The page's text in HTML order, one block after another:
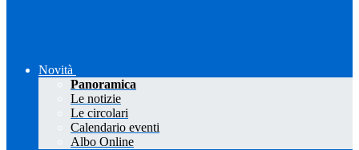
Novità
Panoramica
Le notizie
Le circolari
Calendario eventi
Albo Online